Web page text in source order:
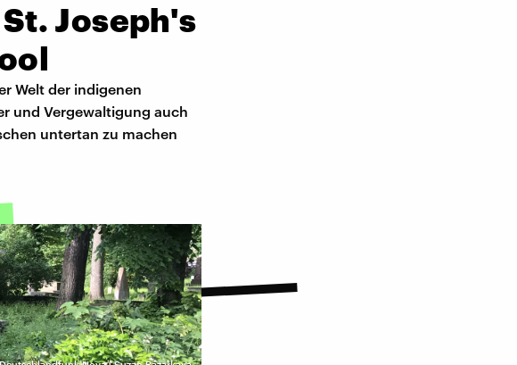
Joseph's
Welt der indigenen
und Vergewaltigung auch
untertan zu machen